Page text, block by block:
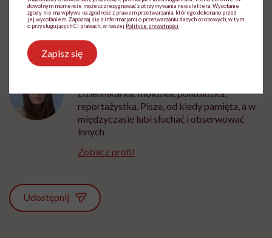
Ewa Wojciechowska
Dziennikarka, filolożka, politolożka,
reportażystka. Pisze, od kiedy pamięta, a w
międzyczasie lubi słuchać i obserwować
innych
Zobacz profil
Udostępnij
dowolnym momencie możesz zrezygnować z otrzymywania newslettera. Wycofanie
zgody nie ma wpływu na zgodność z prawem przetwarzania, którego dokonano przed
jej wycofaniem. Zapoznaj się z informacjami o przetwarzaniu danych osobowych, w tym
o przysługujących Ci prawach, w naszej Polityce prywatności
Zapisz się